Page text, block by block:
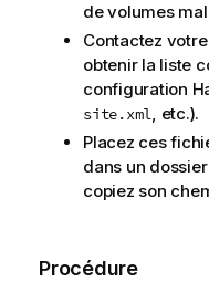
de volumes
Contactez
obtenir la liste
configuration
site.xml, etc.).
Placez ces
dans un
copiez son
Procédure